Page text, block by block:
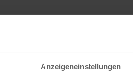
Anzeigeneinstellungen
St. Georg
Georgspl. 17, 50676 Köln